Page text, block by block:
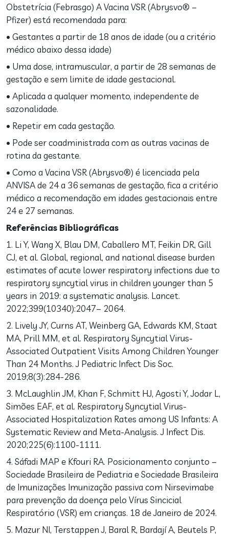
Obstetrícia (Febrasgo) A Vacina VSR (Abrysvo® –
Pfizer) está recomendada para:
• Gestantes a partir de 18 anos de idade (ou a critério
médico abaixo dessa idade)
• Uma dose, intramuscular, a partir de 28 semanas de
gestação e sem limite de idade gestacional.
• Aplicada a qualquer momento, independente de
sazonalidade.
• Repetir em cada gestação.
• Pode ser coadministrada com as outras vacinas de
rotina da gestante.
• Como a Vacina VSR (Abrysvo®) é licenciada pela
ANVISA de 24 a 36 semanas de gestação, fica a critério
médico a recomendação em idades gestacionais entre
24 e 27 semanas.
Referências Bibliográficas
1. Li Y, Wang X, Blau DM, Caballero MT, Feikin DR, Gill
CJ, et al. Global, regional, and national disease burden
estimates of acute lower respiratory infections due to
respiratory syncytial virus in children younger than 5
years in 2019: a systematic analysis. Lancet.
2022;399(10340):2047– 2064.
2. Lively JY, Curns AT, Weinberg GA, Edwards KM, Staat
MA, Prill MM, et al. Respiratory Syncytial Virus-
Associated Outpatient Visits Among Children Younger
Than 24 Months. J Pediatric Infect Dis Soc.
2019;8(3):284-286.
3. McLaughlin JM, Khan F, Schmitt HJ, Agosti Y, Jodar L,
Simões EAF, et al. Respiratory Syncytial Virus-
Associated Hospitalization Rates among US Infants: A
Systematic Review and Meta-Analysis. J Infect Dis.
2020;225(6):1100-1111.
4. Sáfadi MAP e Kfouri RA. Posicionamento conjunto –
Sociedade Brasileira de Pediatria e Sociedade Brasileira
de Imunizações Imunização passiva com Nirsevimabe
para prevenção da doença pelo Vírus Sincicial
Respiratório (VSR) em crianças. 18 de Janeiro de 2024.
5. Mazur NI, Terstappen J, Baral R, Bardají A, Beutels P,